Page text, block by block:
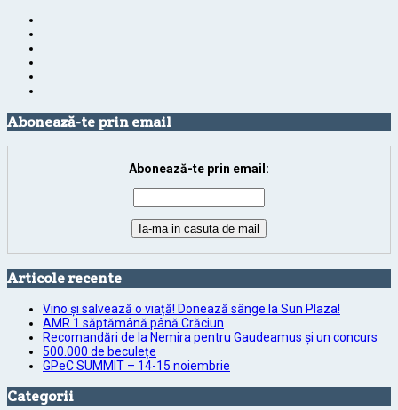
Abonează-te prin email
Abonează-te prin email:
Articole recente
Vino și salvează o viață! Donează sânge la Sun Plaza!
AMR 1 săptămână până Crăciun
Recomandări de la Nemira pentru Gaudeamus și un concurs
500.000 de beculețe
GPeC SUMMIT – 14-15 noiembrie
Categorii